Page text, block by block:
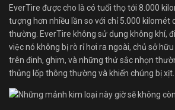
EverTire được cho là có tuổi thọ tới 8.000
tượng hơn nhiều lần so với chỉ 5.000 kilomét
thường. EverTire không sử dụng không khí,
việc nó không bị rò rỉ hơi ra ngoài, chủ sở
trên đinh, ghim, và những thứ sắc nhọn
thủng lốp thông thường và khiến chúng bị xịt.